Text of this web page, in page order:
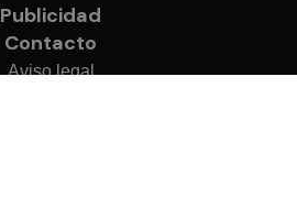
Publicidad
Contacto
Aviso legal